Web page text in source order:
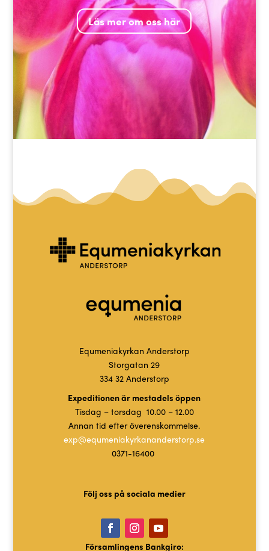
Läs mer om oss här
Equmeniakyrkan Anderstorp
Storgatan 29
334 32 Anderstorp
Expeditionen är mestadels öppen
Tisdag – torsdag 10.00 – 12.00
Annan tid efter överenskommelse.
exp@equmeniakyrkananderstorp.se
0371-16400
Följ oss på sociala medier
Församlingens Bankgiro: